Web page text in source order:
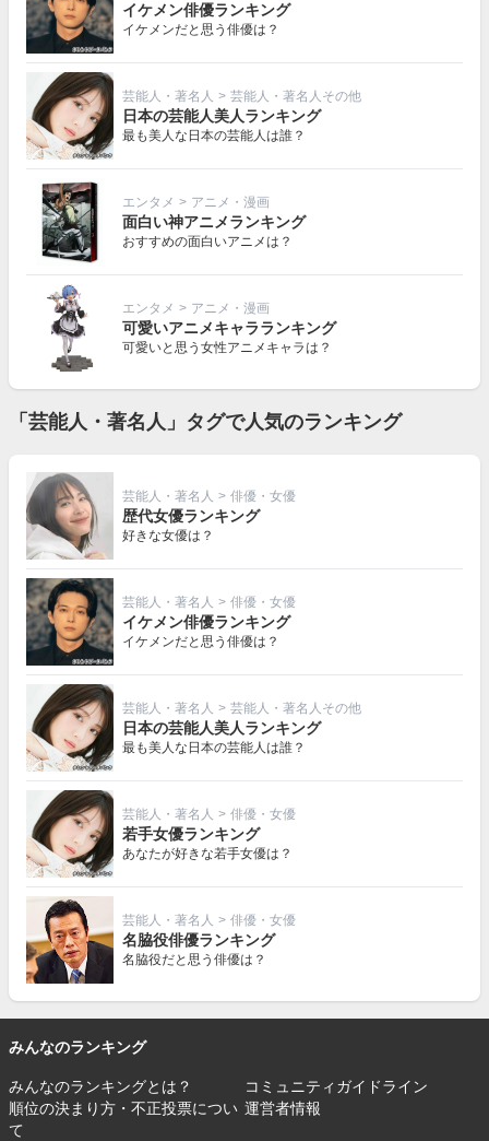
イケメン俳優ランキング
イケメンだと思う俳優は？
芸能人・著名人 > 芸能人・著名人その他
日本の芸能人美人ランキング
最も美人な日本の芸能人は誰？
エンタメ > アニメ・漫画
面白い神アニメランキング
おすすめの面白いアニメは？
エンタメ > アニメ・漫画
可愛いアニメキャラランキング
可愛いと思う女性アニメキャラは？
「芸能人・著名人」タグで人気のランキング
芸能人・著名人 > 俳優・女優
歴代女優ランキング
好きな女優は？
芸能人・著名人 > 俳優・女優
イケメン俳優ランキング
イケメンだと思う俳優は？
芸能人・著名人 > 芸能人・著名人その他
日本の芸能人美人ランキング
最も美人な日本の芸能人は誰？
芸能人・著名人 > 俳優・女優
若手女優ランキング
あなたが好きな若手女優は？
芸能人・著名人 > 俳優・女優
名脇役俳優ランキング
名脇役だと思う俳優は？
みんなのランキング
みんなのランキングとは？
コミュニティガイドライン
順位の決まり方・不正投票につい
て
運営者情報